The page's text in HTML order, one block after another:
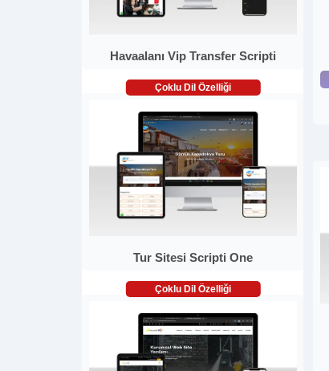
Havaalanı Vip Transfer Scripti
Çoklu Dil Özelliği
Tur Sitesi Scripti One
Çoklu Dil Özelliği